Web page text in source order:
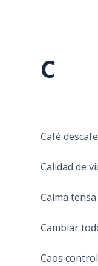
C
Café
Calidad de
Calma tensa
Cambiar
Caos